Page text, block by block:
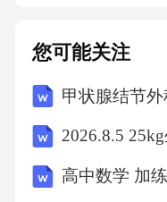
等。建设内容选择
市规划的适宜地点
资源等因素。建设
的专业素质。01管
您可能关注
甲状腺结节
2026.8.5